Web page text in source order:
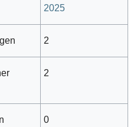
2025
2
2
0